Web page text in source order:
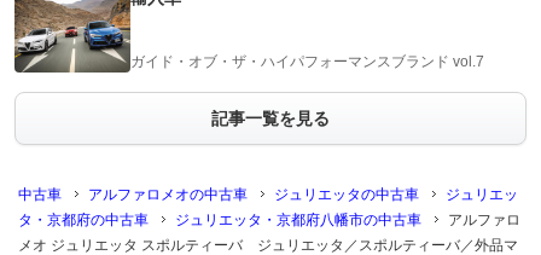
ガイド・オブ・ザ・ハイパフォーマンスブランド vol.7
記事一覧を見る
中古車 アルファロメオの中古車 ジュリエッタの中古車
ジュリエッ
タ・京都府の中古車
ジュリエッタ・京都府八幡市の中古車
アルファロ
メオ ジュリエッタ スポルティーバ ジュリエッタ／スポルティーバ／外品マ